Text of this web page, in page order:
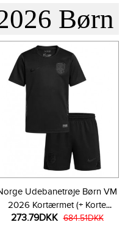
Børn
Udebanetrøje Børn VM
2026 Kortærmet (+ Korte
bukser)
273.79DKK 684.51DKK